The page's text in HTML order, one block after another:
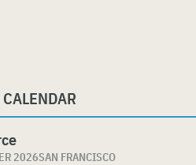
2026SAN FRANCISCO